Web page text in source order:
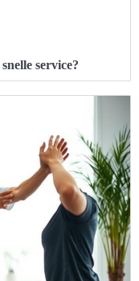
service?